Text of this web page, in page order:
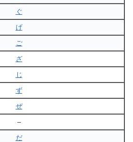
ぐ
げ
ご
ざ
じ
ず
ぜ
–
だ